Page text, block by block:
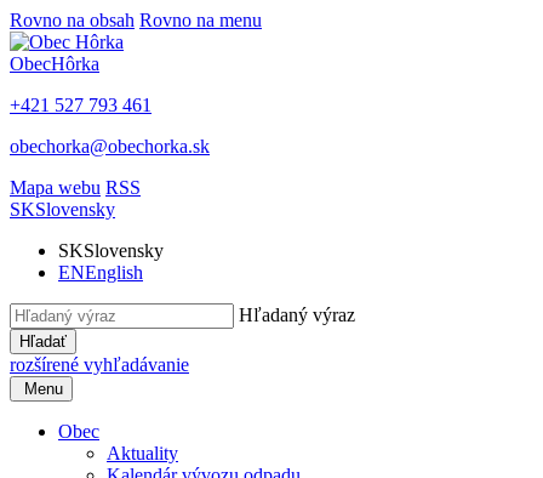
Rovno na obsah Rovno na menu
ObecHôrka
+421 527 793 461
obechorka@obechorka.sk
Mapa webu RSS
SKSlovensky
SKSlovensky
ENEnglish
Hľadaný výraz
Hľadať
rozšírené vyhľadávanie
Menu
Obec
Aktuality